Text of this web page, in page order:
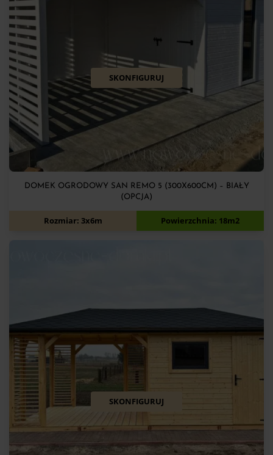
SKONFIGURUJ
DOMEK OGRODOWY SAN REMO 5 (300X600CM) – BIAŁY
(OPCJA)
14 100zł
Rozmiar: 3x6m Powierzchnia: 18m2
SKONFIGURUJ